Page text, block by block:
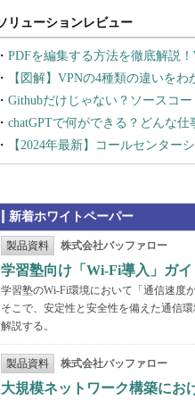
PDFを編集する方法を徹底解説
【図解】VPNの4種類の違いを
Githubだけじゃない？ソースコ
chatGPTで何ができる？どんな
【2024年最新】コールセンター
新着ホワイトペーパー
製品資料 株式会社バッファロー
学習塾向け「Wi-Fi導入」ガイ
学習塾のWi-Fi環境において「通信速度
そこで、安定性と安全性を備えた通信
解説する。
製品資料 株式会社バッファロー
大規模ネットワーク構築にお